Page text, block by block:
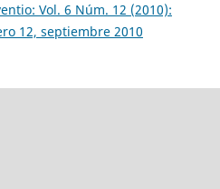
Vol. 6 Núm. 12 (2010):
12, septiembre 2010